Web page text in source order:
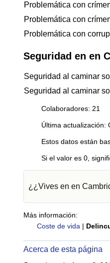
Problemática con
Problemática con
Problemática con
Seguridad en en
Seguridad al caminar
Seguridad al caminar
Colaboradores: 21
Última actualización:
Estos datos están
Si el valor es 0,
¿¿Vives en en
Más información:
Coste de vida |
Acerca de esta página